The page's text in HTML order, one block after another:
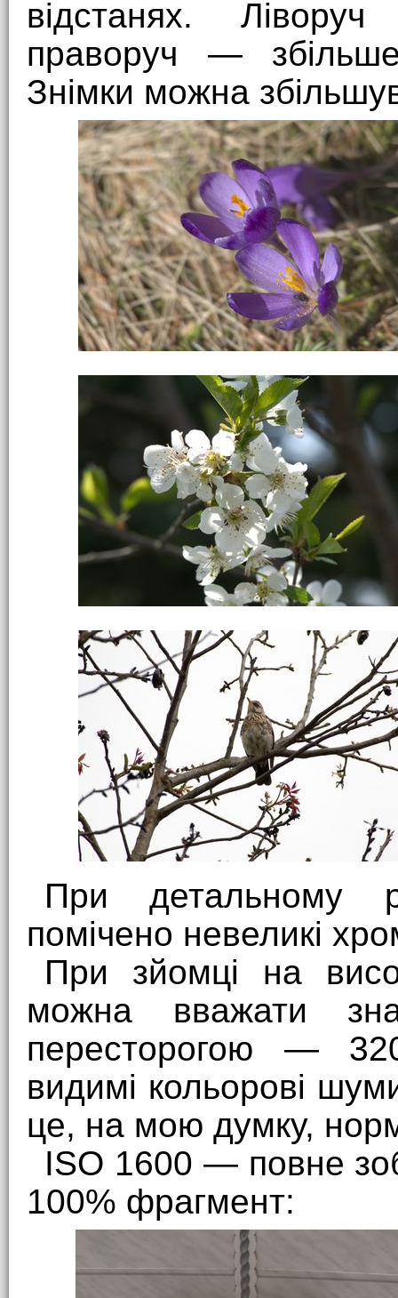
відстанях.
праворуч —
Знімки можна
При детальному
помічено невеликі
При зйомці на
можна вважати
пересторогою —
видимі кольорові
це, на мою думку,
ISO 1600 — повне
100% фрагмент: